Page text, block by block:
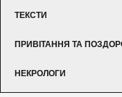
ТЕКСТИ
ПРИВІТАННЯ ТА
НЕКРОЛОГИ